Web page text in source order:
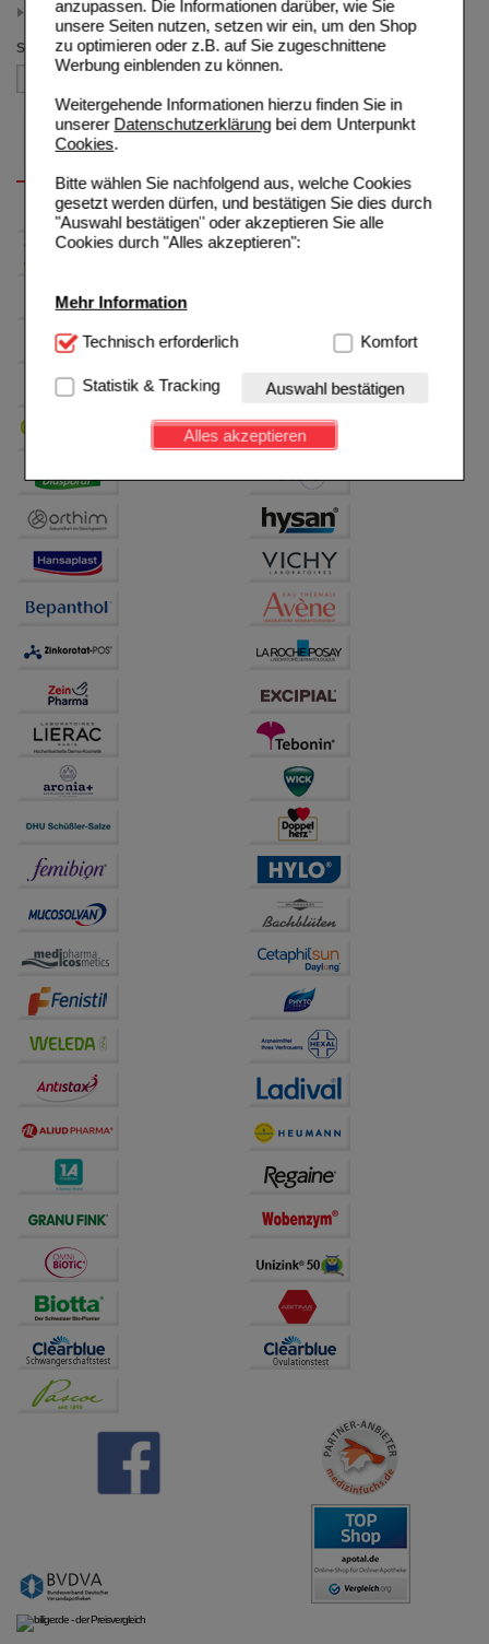
anzupassen. Die Informationen darüber, wie Sie
unsere Seiten nutzen, setzen wir ein, um den Shop
zu optimieren oder z.B. auf Sie zugeschnittene
Werbung einblenden zu können.
Weitergehende Informationen hierzu finden Sie in
unserer Datenschutzerklärungbei dem Unterpunkt
Cookies.
Bitte wählen Sie nachfolgend aus, welche Cookies
gesetzt werden dürfen, und bestätigen Sie dies durch
"Auswahl bestätigen" oder akzeptieren Sie alle
Cookies durch "Alles akzeptieren":
Mehr Information
Technisch Notwendig:Hierbei handelt es sich um
Website notwendig sind (z.B. Navigation, Warenkorb,
Kundenkonto), weshalb auf diese nicht verzichtet
werden kann.
Einkaufserlebnis noch ansprechender zu gestalten,
Besuchers oder unsere Seite an bevorzugte
Verhaltensweisen (z.B. Spracheinstellung)
anzupassen. Komfort-Cookies ermöglichen es uns
auch auf Ihre Bedürfnisse zugeschrittene Inhalte
anzuzeigen und unser Partnerprogramm zu
betreiben.
Statistik & Tracking:
Hierüber lassen sich
unserer Website sammeln, mit deren Hilfe wir unsere
auf unserer Website aber auch die Werbung auf
Drittseiten möglichst relevant für Sie zu gestalten.
Bitte beachten Sie, dass Daten hierfür teilweise an
Dritte wie z.B. Google oder soziale Medien
Technisch erforderlich Komfort
Statistik & Tracking Auswahl bestätigen
Alles akzeptieren
>= 15.00 (1)
Sortieren nach